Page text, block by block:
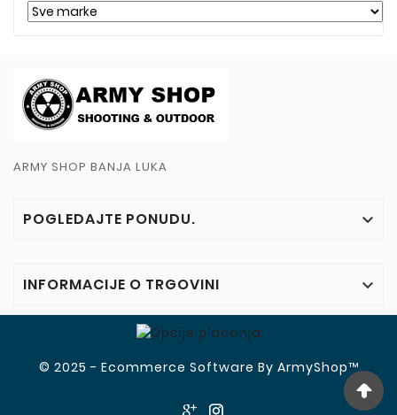
ARMY SHOP BANJA LUKA
POGLEDAJTE PONUDU. 
INFORMACIJE O TRGOVINI 
© 2025 - Ecommerce Software By ArmyShop™